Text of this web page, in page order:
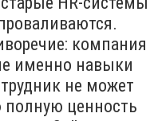
компания
именно навыки
не может
полную ценность